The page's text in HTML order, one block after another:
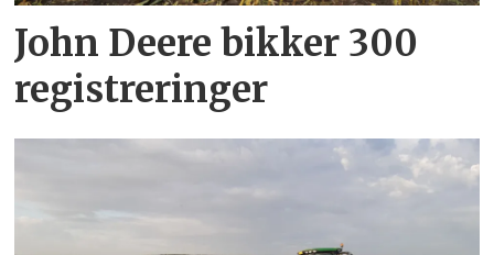
John Deere bikker 300
registreringer